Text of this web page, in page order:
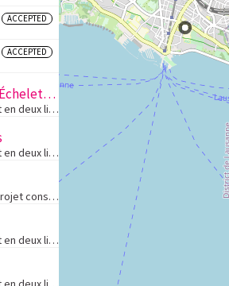
ACCEPTED
ACCEPTED
07 Terrain de pétanque aux Échelettes
Nombre de votes3'3021. Le projet en deux lignesRéaménager l’impasse des Échelettes: créer des zones de verdure et construire un terrain de pétanque, tout en préservant l’accès au garage de l’impasse.2. L'objectif du projetLe projet est porté par deux…
Nombre de votes3'9491. Le projet en deux lignesCréer un espace inclusif et interactif où toutes les familles peuvent se réunir, apprendre et partager des expériences enrichissantes lors d'ateliers, sorties culturelles et conférences.2. L'objectif du …
1. Le projet en deux lignesNotre projet consiste à réaliser un jeu d'échecs en bois de grande taille dans le cadre du Jardin de poche de la Rue de la Tour. L'objectif est de créer un espace convivial et accessible à tous les amateurs d'échecs, quels …
Nombre de votes3'2911. Le projet en deux lignesInstaller un deuxième but de foot sur le terrain en gazon dans le quartier de Bellevaux2. L'objectif du projetSur la place bientôt nommée Place Andrée Antonioli-Rouiller, à Entre-Bois, les demandes sont …